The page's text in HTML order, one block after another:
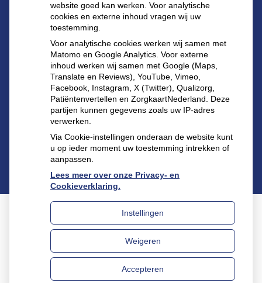
declomp@apothekenzeist.nl
Buiten de openingstijden kunt u terecht bij de
dienstapotheek te Utrecht:
Burgemeester Fockema Andrealaan 60 3532 KT
030-2144583(let op alleen voor spoed).
Cookie-instellingen
website goed kan werken. Voor analytische
cookies en externe inhoud vragen wij uw
toestemming.
Voor analytische cookies werken wij samen met
Matomo en Google Analytics. Voor externe
inhoud werken wij samen met Google (Maps,
Translate en Reviews), YouTube, Vimeo,
Facebook, Instagram, X (Twitter), Qualizorg,
Patiëntenvertellen en ZorgkaartNederland. Deze
partijen kunnen gegevens zoals uw IP-adres
verwerken.
Via Cookie-instellingen onderaan de website kunt
u op ieder moment uw toestemming intrekken of
aanpassen.
Lees meer over onze Privacy- en
Cookieverklaring.
Instellingen
Weigeren
Accepteren